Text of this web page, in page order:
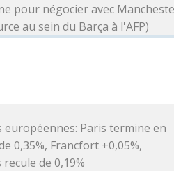
pour négocier avec
au sein du Barça à l'AFP)
européennes: Paris termine en
0,35%, Francfort +0,05%,
de 0,19%